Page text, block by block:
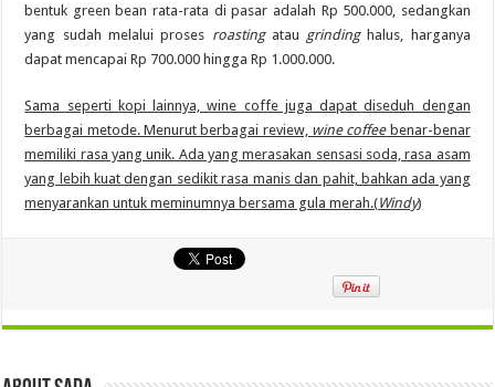
bentuk green bean rata-rata di pasar adalah Rp 500.000, sedangkan
yang sudah melalui proses roastingatau grindinghalus, harganya
dapat mencapai Rp 700.000 hingga Rp 1.000.000.
Sama seperti kopi lainnya, wine coffe juga dapat diseduh dengan
berbagai metode. Menurut berbagai review, wine coffeebenar-benar
memiliki rasa yang unik. Ada yang merasakan sensasi soda, rasa asam
yang lebih kuat dengan sedikit rasa manis dan pahit, bahkan ada yang
menyarankan untuk meminumnya bersama gula merah.(Windy)